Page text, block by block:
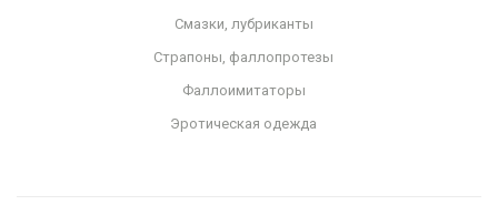
Смазки, лубриканты
Страпоны, фаллопротезы
Фаллоимитаторы
Эротическая одежда